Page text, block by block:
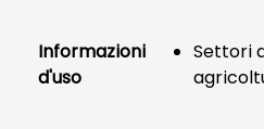
Informazioni
d'uso
Settori